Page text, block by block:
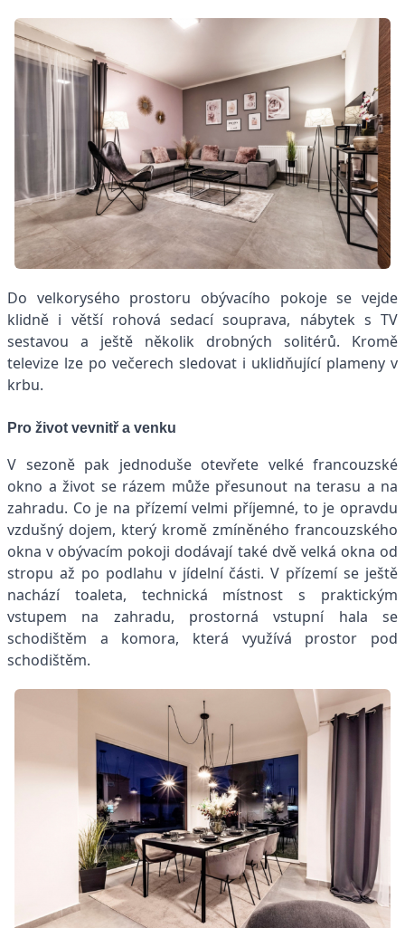
Do velkorysého prostoru obývacího pokoje se vejde
klidně i větší rohová sedací souprava, nábytek s TV
sestavou a ještě několik drobných solitérů. Kromě
televize lze po večerech sledovat i uklidňující plameny v
krbu.
Pro život vevnitř a venku
V sezoně pak jednoduše otevřete velké francouzské
okno a život se rázem může přesunout na terasu a na
zahradu. Co je na přízemí velmi příjemné, to je opravdu
vzdušný dojem, který kromě zmíněného francouzského
okna v obývacím pokoji dodávají také dvě velká okna od
stropu až po podlahu v jídelní části. V přízemí se ještě
nachází toaleta, technická místnost s praktickým
vstupem na zahradu, prostorná vstupní hala se
schodištěm a komora, která využívá prostor pod
schodištěm.